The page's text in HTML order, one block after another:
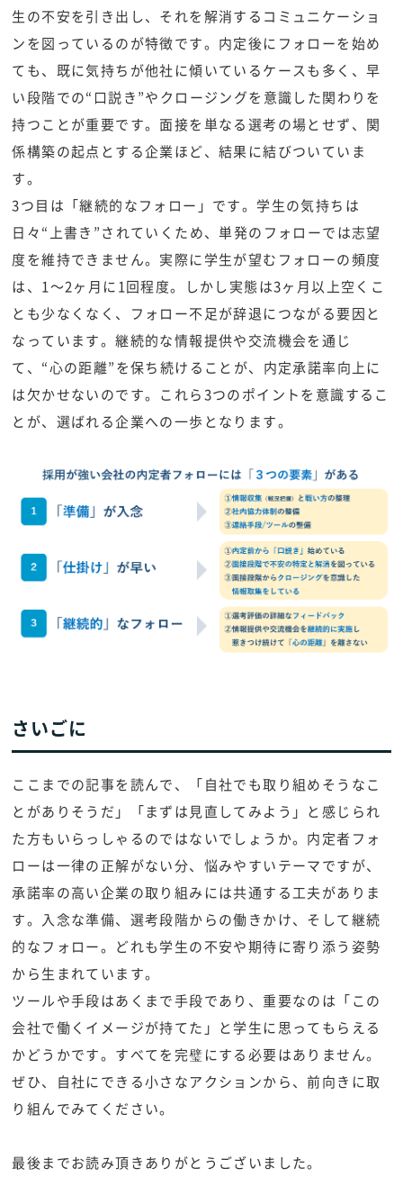
生の不安を引き出し、それを解消するコミュニケーショ
ンを図っているのが特徴です。内定後にフォローを始め
ても、既に気持ちが他社に傾いているケースも多く、早
い段階での“口説き”やクロージングを意識した関わりを
持つことが重要です。面接を単なる選考の場とせず、関
係構築の起点とする企業ほど、結果に結びついていま
す。
3つ目は「継続的なフォロー」です。学生の気持ちは
日々“上書き”されていくため、単発のフォローでは志望
度を維持できません。実際に学生が望むフォローの頻度
は、1〜2ヶ月に1回程度。しかし実態は3ヶ月以上空くこ
とも少なくなく、フォロー不足が辞退につながる要因と
なっています。継続的な情報提供や交流機会を通じ
て、“心の距離”を保ち続けることが、内定承諾率向上に
は欠かせないのです。これら3つのポイントを意識するこ
とが、選ばれる企業への一歩となります。
さいごに
ここまでの記事を読んで、「自社でも取り組めそうなこ
とがありそうだ」「まずは見直してみよう」と感じられ
た方もいらっしゃるのではないでしょうか。内定者フォ
ローは一律の正解がない分、悩みやすいテーマですが、
承諾率の高い企業の取り組みには共通する工夫がありま
す。入念な準備、選考段階からの働きかけ、そして継続
的なフォロー。どれも学生の不安や期待に寄り添う姿勢
から生まれています。
ツールや手段はあくまで手段であり、重要なのは「この
会社で働くイメージが持てた」と学生に思ってもらえる
かどうかです。すべてを完璧にする必要はありません。
ぜひ、自社にできる小さなアクションから、前向きに取
り組んでみてください。
最後までお読み頂きありがとうございました。